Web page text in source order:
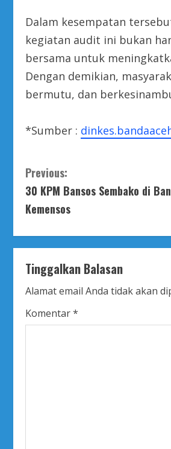
Dalam kesempatan
kegiatan audit ini bukan
bersama untuk
Dengan demikian,
bermutu, dan
*Sumber :
C
o
t
i
n
u
Previous:
30 KPM Bansos Sembako di
Kemensos
Tinggalkan Balasan
Alamat email Anda tidak akan
Komentar*